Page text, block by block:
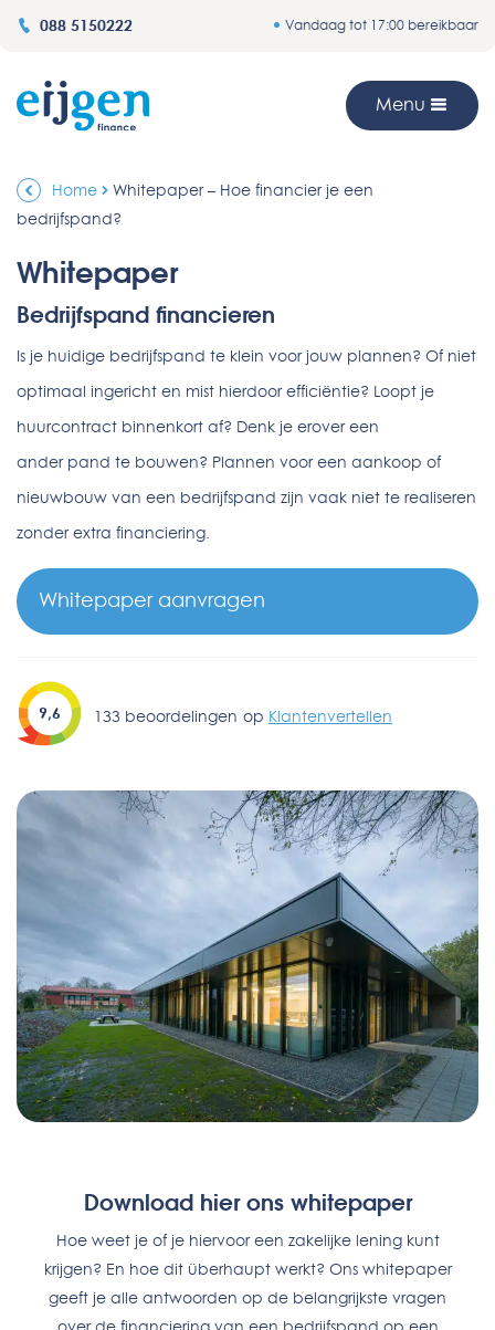
088 5150222 Vandaag tot 17:00 bereikbaar
Menu
Home
Whitepaper – Hoe financier je een
bedrijfspand?
Whitepaper
Bedrijfspand financieren
Is je huidige bedrijfspand te klein voor jouw plannen? Of niet
optimaal ingericht en mist hierdoor efficiëntie? Loopt je
huurcontract binnenkort af? Denk je erover een
ander pand te bouwen? Plannen voor een aankoop of
nieuwbouw van een bedrijfspand zijn vaak niet te realiseren
zonder extra financiering.
Whitepaper aanvragen
9,6 133 beoordelingen op Klantenvertellen
Download hier ons whitepaper
Hoe weet je of je hiervoor een zakelijke lening kunt
krijgen? En hoe dit überhaupt werkt? Ons whitepaper
geeft je alle antwoorden op de belangrijkste vragen